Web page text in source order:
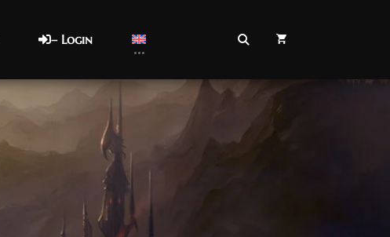
– Login